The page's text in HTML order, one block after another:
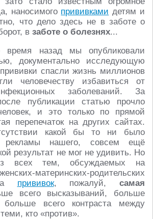
наносимого прививками детям и
что дело здесь не в заботе о
в заботе о болезнях...
время назад мы опубликовали
документально исследующую
спасли жизнь миллионов
человечеству избавиться от
заболеваний. За
публикации статью прочло
и это только по прямой
перепечаток на других сайтах.
какой бы то ни было
рекламы нашего, совсем ещё
результат не мог не удивить. Но
всех тем, обсуждаемых на
материнских-родительских
прививок, пожалуй, самая
всего высказываний, больше
больше всего контраста между
кто «против».